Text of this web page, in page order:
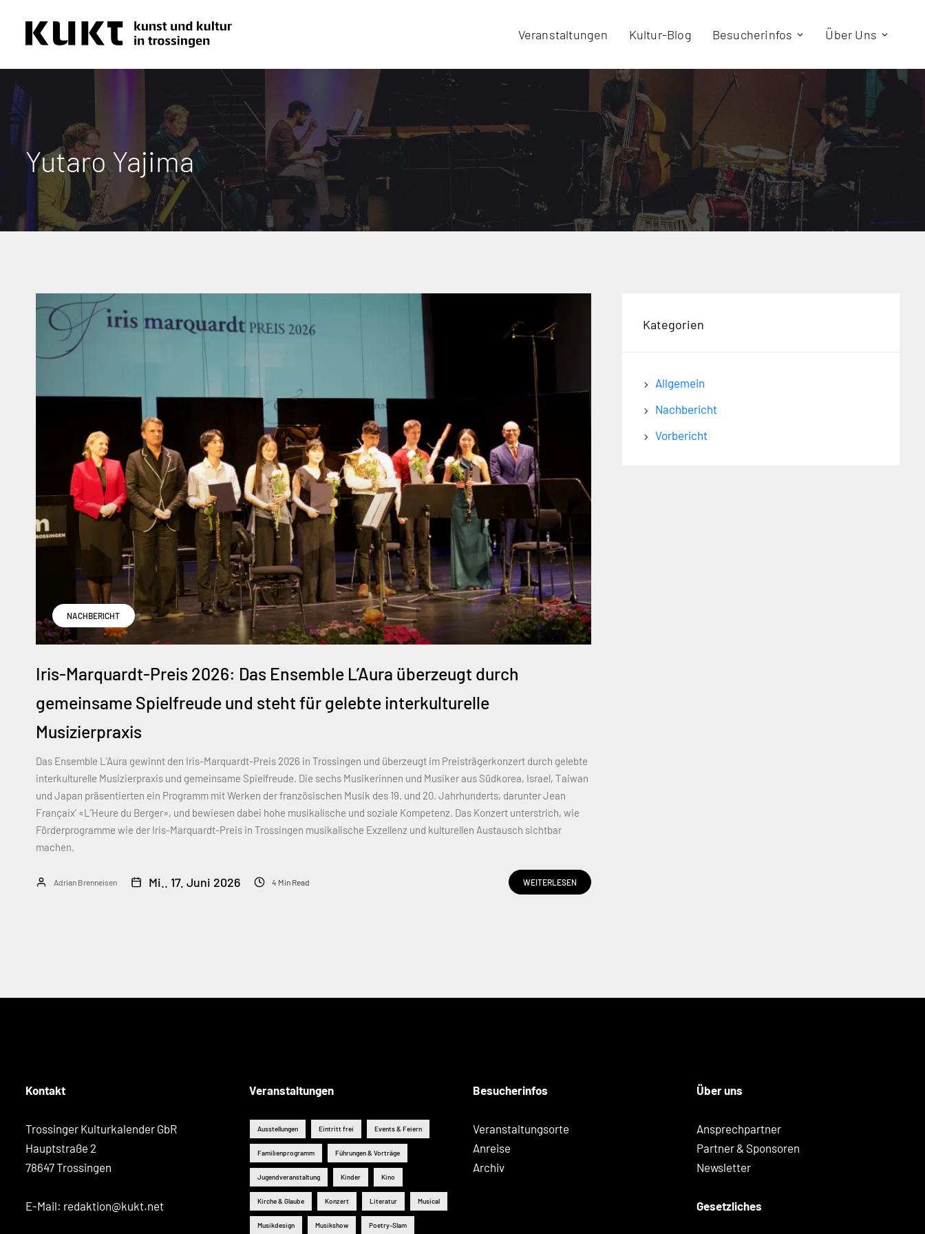
Veranstaltungen Kultur-Blog Besucherinfos Über Uns
Yutaro Yajima
NACHBERICHT
Iris-Marquardt-Preis 2026: Das Ensemble L’Aura überzeugt durch
gemeinsame Spielfreude und steht für gelebte interkulturelle
Musizierpraxis
Das Ensemble L’Aura gewinnt den Iris-Marquardt-Preis 2026 in Trossingen und überzeugt im Preisträgerkonzert durch gelebte
interkulturelle Musizierpraxis und gemeinsame Spielfreude. Die sechs Musikerinnen und Musiker aus Südkorea, Israel, Taiwan
und Japan präsentierten ein Programm mit Werken der französischen Musik des 19. und 20. Jahrhunderts, darunter Jean
Françaix’ «L’Heure du Berger», und bewiesen dabei hohe musikalische und soziale Kompetenz. Das Konzert unterstrich, wie
Förderprogramme wie der Iris-Marquardt-Preis in Trossingen musikalische Exzellenz und kulturellen Austausch sichtbar
machen.
Adrian Brenneisen Mi.. 17. Juni 2026 4 Min Read WEITERLESEN
Kategorien
Allgemein
Nachbericht
Vorbericht
Kontakt
Trossinger Kulturkalender GbR
Hauptstraße 2
78647 Trossingen
E-Mail: redaktion@kukt.net
Veranstaltungen
Ausstellungen Eintritt frei Events & Feiern
Familienprogramm Führungen & Vorträge
Jugendveranstaltung Kinder Kino
Kirche & Glaube Konzert Literatur Musical
Musikdesign Musikshow Poetry-Slam
Besucherinfos
Veranstaltungsorte
Anreise
Archiv
Über uns
Ansprechpartner
Partner & Sponsoren
Newsletter
Gesetzliches